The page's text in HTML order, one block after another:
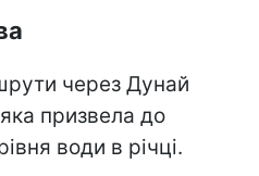
через Дунай
призвела до
води в річці.